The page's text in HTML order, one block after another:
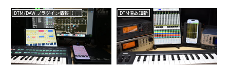
歴史的な名機や開発者をフィーチ
ャーし、そのサウンドの秘密と開
発秘話に迫るこのイベントです
が、2025年12月20日、東...
Roland Store Tokyoで開催されま
した。登壇者は、TR-808や909の
開発を手がけた菊本忠...
DTM/DAW プラグイン情報（VST AU AAX） DTM温故知新